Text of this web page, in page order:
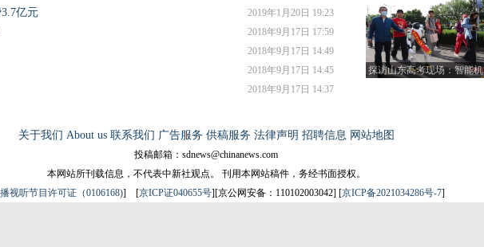
亿元 2019年1月20日 19:23
2018年9月17日 17:59
2018年9月17日 14:49
2018年9月17日 14:45
2018年9月17日 14:37
探访山东高考现场：智能机
关于我们 About us 联系我们 广告服务 供稿服务 法律声明 招聘信息 网站地图
投稿邮箱：sdnews@chinanews.com
本网站所刊载信息，不代表中新社观点。 刊用本网站稿件，务经书面授权。
视听节目许可证（0106168)] [京ICP证040655号][京公网安备：110102003042] [京ICP备2021034286号-7]